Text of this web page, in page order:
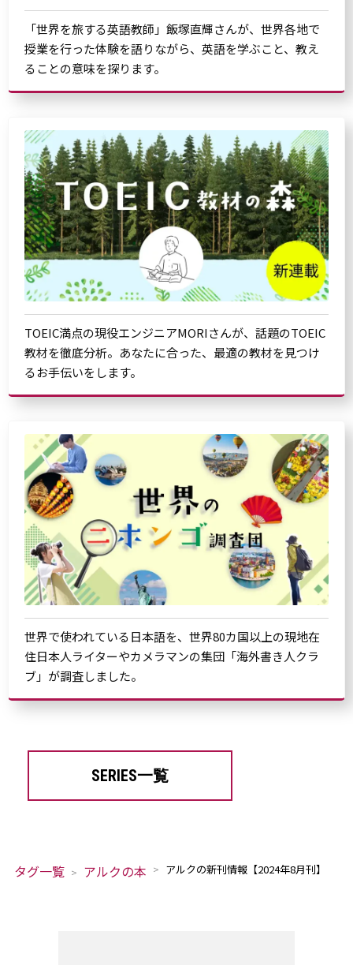
「世界を旅する英語教師」飯塚直輝さんが、世界各地で
授業を行った体験を語りながら、英語を学ぶこと、教え
ることの意味を探ります。
TOEIC満点の現役エンジニアMORIさんが、話題のTOEIC
教材を徹底分析。あなたに合った、最適の教材を見つけ
るお手伝いをします。
世界で使われている日本語を、世界80カ国以上の現地在
住日本人ライターやカメラマンの集団「海外書き人クラ
ブ」が調査しました。
SERIES一覧
タグ一覧 アルクの本 アルクの新刊情報【2024年8月刊】